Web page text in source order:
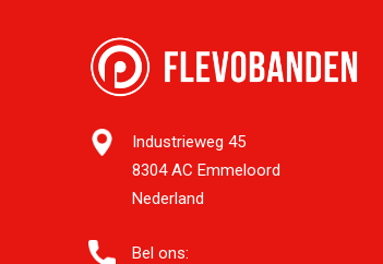
Industrieweg 45
8304 AC Emmeloord
Nederland
Bel ons: